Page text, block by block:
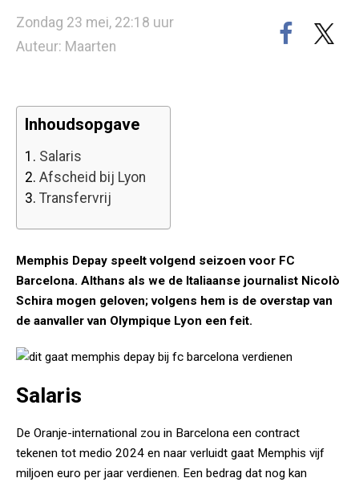
Zondag 23 mei, 22:18 uur
Auteur: Maarten
Inhoudsopgave
1. Salaris
2. Afscheid bij Lyon
3. Transfervrij
Memphis Depay speelt volgend seizoen voor FC
Barcelona. Althans als we de Italiaanse journalist Nicolò
Schira mogen geloven; volgens hem is de overstap van
de aanvaller van Olympique Lyon een feit.
Salaris
De Oranje-international zou in Barcelona een contract
tekenen tot medio 2024 en naar verluidt gaat Memphis vijf
miljoen euro per jaar verdienen. Een bedrag dat nog kan